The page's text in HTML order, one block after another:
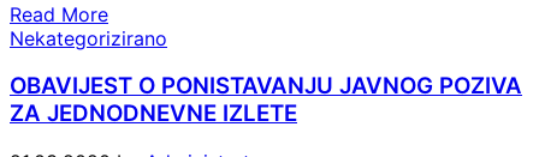
Read More
Nekategorizirano
OBAVIJEST O PONISTAVANJU JAVNOG POZIVA
ZA JEDNODNEVNE IZLETE